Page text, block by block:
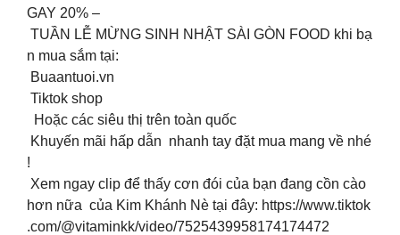
GAY 20% –
TUẦN LỄ MỪNG SINH NHẬT SÀI GÒN FOOD khi bạ
n mua sắm tại:
Buaantuoi.vn
Tiktok shop
Hoặc các siêu thị trên toàn quốc
Khuyến mãi hấp dẫn nhanh tay đặt mua mang về nhé
!
Xem ngay clip để thấy cơn đói của bạn đang cồn cào
hơn nữa của Kim Khánh Nè tại đây: https://www.tiktok
.com/@vitaminkk/video/7525439958174174472